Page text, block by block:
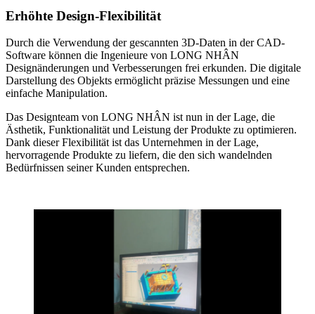
Erhöhte Design-Flexibilität
Durch die Verwendung der gescannten 3D-Daten in der CAD-
Software können die Ingenieure von LONG NHÂN
Designänderungen und Verbesserungen frei erkunden. Die digitale
Darstellung des Objekts ermöglicht präzise Messungen und eine
einfache Manipulation.
Das Designteam von LONG NHÂN ist nun in der Lage, die
Ästhetik, Funktionalität und Leistung der Produkte zu optimieren.
Dank dieser Flexibilität ist das Unternehmen in der Lage,
hervorragende Produkte zu liefern, die den sich wandelnden
Bedürfnissen seiner Kunden entsprechen.